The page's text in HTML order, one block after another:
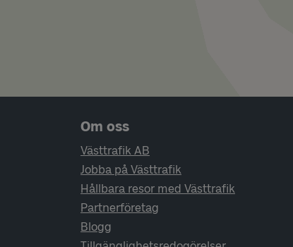
Sidfotsnavigering
Om oss
Västtrafik AB
Jobba på Västtrafik
Hållbara resor med Västtrafik
Partnerföretag
Blogg